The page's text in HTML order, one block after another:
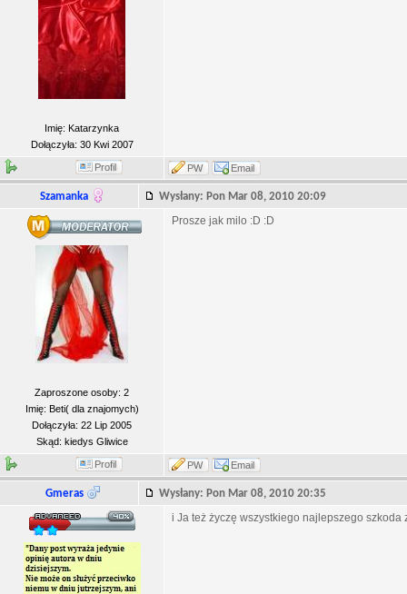
Imię: Katarzynka
Dołączyła: 30 Kwi 2007
Profil PW Email
Szamanka Wysłany: Pon Mar 08, 2010 20:09
Zaproszone osoby: 2
Imię: Beti( dla znajomych)
Dołączyła: 22 Lip 2005
Skąd: kiedys Gliwice
Prosze jak milo :D :D
Profil PW Email
Gmeras Wysłany: Pon Mar 08, 2010 20:35
i Ja też życzę wszystkiego najlepszego szkoda